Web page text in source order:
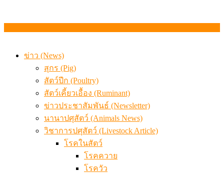
ข่าว (News)
สุกร (Pig)
สัตว์ปีก (Poultry)
สัตว์เคี้ยวเอื้อง (Ruminant)
ข่าวประชาสัมพันธ์ (Newsletter)
นานาปศุสัตว์ (Animals News)
วิชาการปศุสัตว์ (Livestock Article)
โรคในสัตว์
โรคควาย
โรควัว